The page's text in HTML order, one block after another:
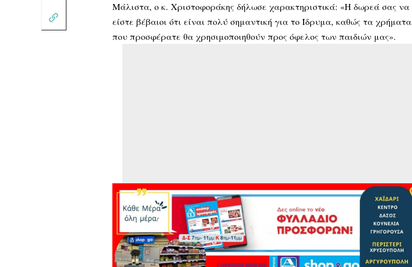
Μάλιστα, ο κ. Χριστοφοράκης δήλωσε χαρακτηριστικά: «Η δωρεά σας να
είστε βέβαιοι ότι είναι πολύ σημαντική για το Ίδρυμα, καθώς τα χρήματα
που προσφέρατε θα χρησιμοποιηθούν προς όφελος των παιδιών μας».